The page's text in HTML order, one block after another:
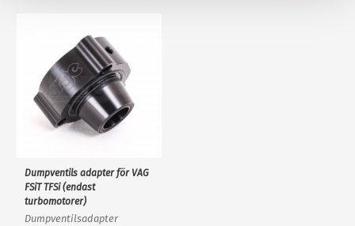
Dumpventils adapter för VAG
FSiT TFSi (endast
turbomotorer)
Dumpventilsadapter